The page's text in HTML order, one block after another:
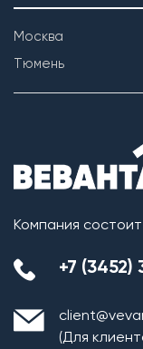
Москва
Тюмень
Компания
+7 (3452)
(Для